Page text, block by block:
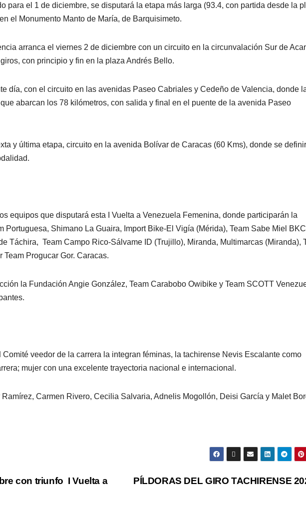
para el 1 de diciembre, se disputará la etapa más larga (93.4, con partida desde la
el Monumento Manto de María, de Barquisimeto.
arranca el viernes 2 de diciembre con un circuito en la circunvalación Sur de
con principio y fin en la plaza Andrés Bello.
día, con el circuito en las avenidas Paseo Cabriales y Cedeño de Valencia, donde
abarcan los 78 kilómetros, con salida y final en el puente de la avenida Paseo
y última etapa, circuito en la avenida Bolívar de Caracas (60 Kms), donde se
equipos que disputará esta I Vuelta a Venezuela Femenina, donde participarán la
Portuguesa, Shimano La Guaira, Import Bike-El Vigía (Mérida), Team Sabe Miel BKC
Táchira, Team Campo Rico-Sálvame ID (Trujillo), Miranda, Multimarcas (Miranda),
Team Progucar Gor. Caracas.
la Fundación Angie González, Team Carabobo Owibike y Team SCOTT
veedor de la carrera la integran féminas, la tachirense Nevis Escalante como
mujer con una excelente trayectoria nacional e internacional.
Carmen Rivero, Cecilia Salvaria, Adnelis Mogollón, Deisi García y Malet
PÍLDORAS DEL GIRO TACHIRENSE
con triunfo I Vuelta a